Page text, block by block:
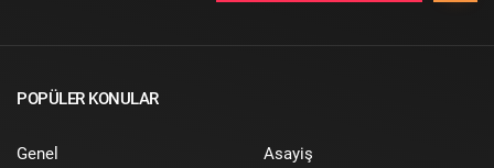
POPÜLER KONULAR
Genel
Asayiş